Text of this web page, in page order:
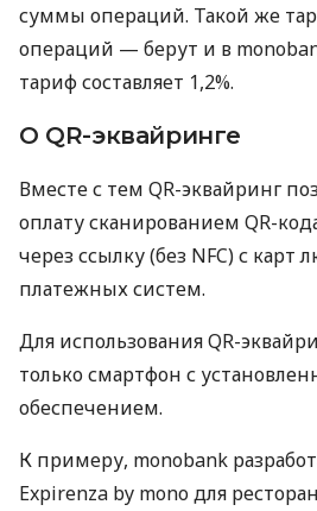
суммы операций. Такой же
операций — берут и в
тариф составляет 1,2%.
О QR-эквайринге
Вместе с тем QR-эквайринг
оплату сканированием QR-
через ссылку (без NFC) с карт
платежных систем.
Для использования QR-
только смартфон с
обеспечением.
К примеру, monobank
Expirenza by mono для